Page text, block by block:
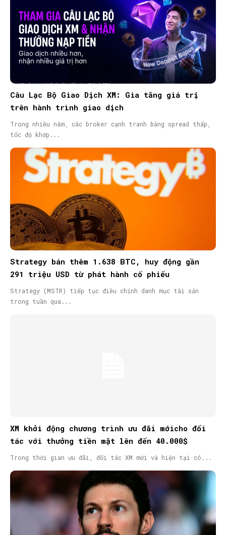
SEARCH...
Câu Lạc Bộ Giao Dịch XM: Gia tăng giá trị
trên hành trình giao dịch
Trong nhiều năm, các broker cạnh tranh bằng spread thấp,
tốc độ khớp...
Strategy bán thêm 1.638 BTC, huy động gần
291 triệu USD từ phát hành cổ phiếu
Strategy (MSTR) tiếp tục điều chỉnh danh mục tài sản
trong tuần qua...
XM khởi động chương trình ưu đãi mớicho đối
tác với thưởng tiền mặt lên đến 40.000$
Trong thời gian ưu đãi, đối tác XM mới và hiện tại có...